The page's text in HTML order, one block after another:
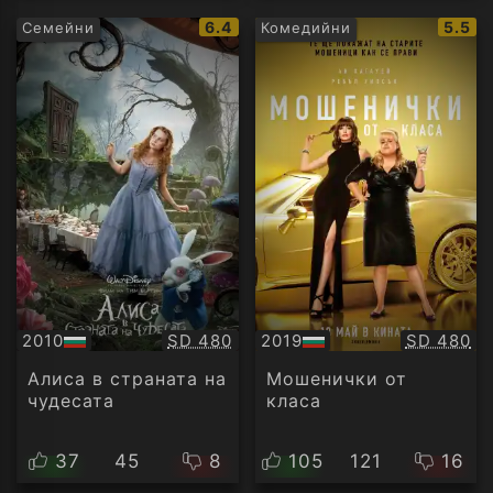
Семейни
IMDb
рейтинг:
6.4
2010
БГ
аудио
Качество:
SD 480
Алиса в страната на
чудесата
37 45 8
Комедийни
IMDb
5.5
2019
БГ
аудио
SD 480
Мошенички от
класа
105 121 16